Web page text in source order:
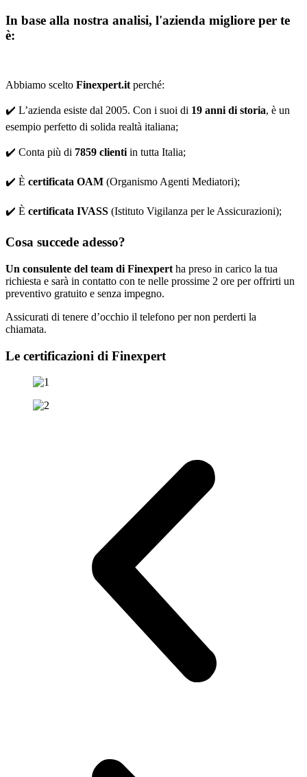
In base alla nostra analisi, l'azienda migliore per te
è:
Abbiamo scelto Finexpert.itperché:
✔️ L’azienda esiste dal 2005. Con i suoi di 19 anni di storia, è un
esempio perfetto di solida realtà italiana;
✔️ Conta più di 7859 clientiin tutta Italia;
✔️ È certificata OAM (Organismo Agenti Mediatori);
✔️ È certificata IVASS (Istituto Vigilanza per le Assicurazioni);
Cosa succede adesso?
Un consulente del team di Finexpert ha preso in carico la tua
richiesta e sarà in contatto con te nelle prossime 2 ore per offrirti un
preventivo gratuito e senza impegno.
Assicurati di tenere d’occhio il telefono per non perderti la
chiamata.
Le certificazioni di Finexpert